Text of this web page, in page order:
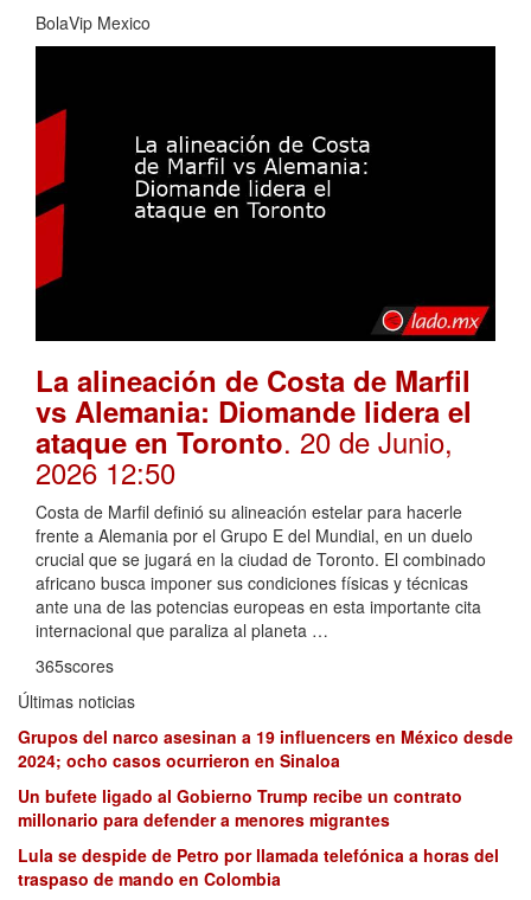
BolaVip Mexico
La alineación de Costa de Marfil
vs Alemania: Diomande lidera el
ataque en Toronto. 20 de Junio,
2026 12:50
Costa de Marfil definió su alineación estelar para hacerle
frente a Alemania por el Grupo E del Mundial, en un duelo
crucial que se jugará en la ciudad de Toronto. El combinado
africano busca imponer sus condiciones físicas y técnicas
ante una de las potencias europeas en esta importante cita
internacional que paraliza al planeta …
365scores
Últimas noticias
Grupos del narco asesinan a 19 influencers en México desde
2024; ocho casos ocurrieron en Sinaloa
Un bufete ligado al Gobierno Trump recibe un contrato
millonario para defender a menores migrantes
Lula se despide de Petro por llamada telefónica a horas del
traspaso de mando en Colombia